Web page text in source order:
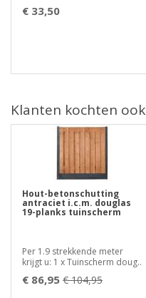
€ 33,50
Klanten kochten ook
Hout-betonschutting
antraciet i.c.m. douglas
19-planks tuinscherm
Per 1.9 strekkende meter
krijgt u: 1 x Tuinscherm doug..
€ 86,95 € 104,95